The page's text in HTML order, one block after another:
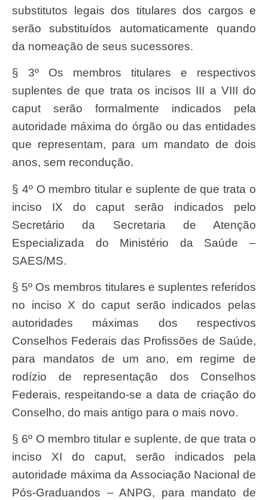
substitutos legais dos titulares dos cargos e
serão substituídos automaticamente quando
da nomeação de seus sucessores.
§ 3º Os membros titulares e respectivos
suplentes de que trata os incisos III a VIII do
caput serão formalmente indicados pela
autoridade máxima do órgão ou das entidades
que representam, para um mandato de dois
anos, sem recondução.
§ 4º O membro titular e suplente de que trata o
inciso IX do caput serão indicados pelo
Secretário da Secretaria de Atenção
Especializada do Ministério da Saúde –
SAES/MS.
§ 5º Os membros titulares e suplentes referidos
no inciso X do caput serão indicados pelas
autoridades máximas dos respectivos
Conselhos Federais das Profissões de Saúde,
para mandatos de um ano, em regime de
rodízio de representação dos Conselhos
Federais, respeitando-se a data de criação do
Conselho, do mais antigo para o mais novo.
§ 6º O membro titular e suplente, de que trata o
inciso XI do caput, serão indicados pela
autoridade máxima da Associação Nacional de
Pós-Graduandos – ANPG, para mandato de